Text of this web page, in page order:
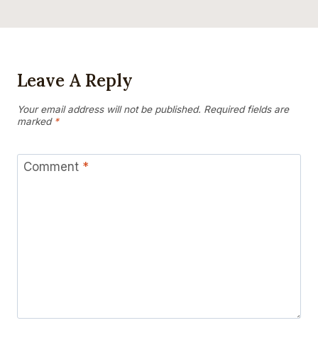
Leave A Reply
Your email address will not be published. Required fields are
marked *
Comment *